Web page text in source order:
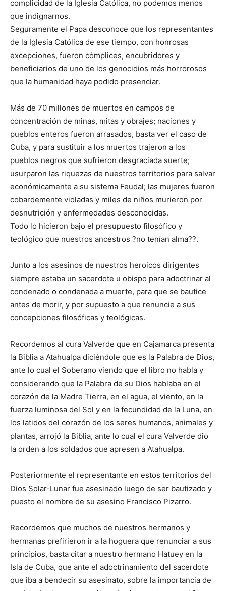
complicidad de la Iglesia Católica, no podemos menos
que indignarnos.
Seguramente el Papa desconoce que los representantes
de la Iglesia Católica de ese tiempo, con honrosas
excepciones, fueron cómplices, encubridores y
beneficiarios de uno de los genocidios más horrorosos
que la humanidad haya podido presenciar.
Más de 70 millones de muertos en campos de
concentración de minas, mitas y obrajes; naciones y
pueblos enteros fueron arrasados, basta ver el caso de
Cuba, y para sustituir a los muertos trajeron a los
pueblos negros que sufrieron desgraciada suerte;
usurparon las riquezas de nuestros territorios para salvar
económicamente a su sistema Feudal; las mujeres fueron
cobardemente violadas y miles de niños murieron por
desnutrición y enfermedades desconocidas.
Todo lo hicieron bajo el presupuesto filosófico y
teológico que nuestros ancestros ?no tenían alma??.
Junto a los asesinos de nuestros heroicos dirigentes
siempre estaba un sacerdote u obispo para adoctrinar al
condenado o condenada a muerte, para que se bautice
antes de morir, y por supuesto a que renuncie a sus
concepciones filosóficas y teológicas.
Recordemos al cura Valverde que en Cajamarca presenta
la Biblia a Atahualpa diciéndole que es la Palabra de Dios,
ante lo cual el Soberano viendo que el libro no habla y
considerando que la Palabra de su Dios hablaba en el
corazón de la Madre Tierra, en el agua, el viento, en la
fuerza luminosa del Sol y en la fecundidad de la Luna, en
los latidos del corazón de los seres humanos, animales y
plantas, arrojó la Biblia, ante lo cual el cura Valverde dio
la orden a los soldados que apresen a Atahualpa.
Posteriormente el representante en estos territorios del
Dios Solar-Lunar fue asesinado luego de ser bautizado y
puesto el nombre de su asesino Francisco Pizarro.
Recordemos que muchos de nuestros hermanos y
hermanas prefirieron ir a la hoguera que renunciar a sus
principios, basta citar a nuestro hermano Hatuey en la
Isla de Cuba, que ante el adoctrinamiento del sacerdote
que iba a bendecir su asesinato, sobre la importancia de